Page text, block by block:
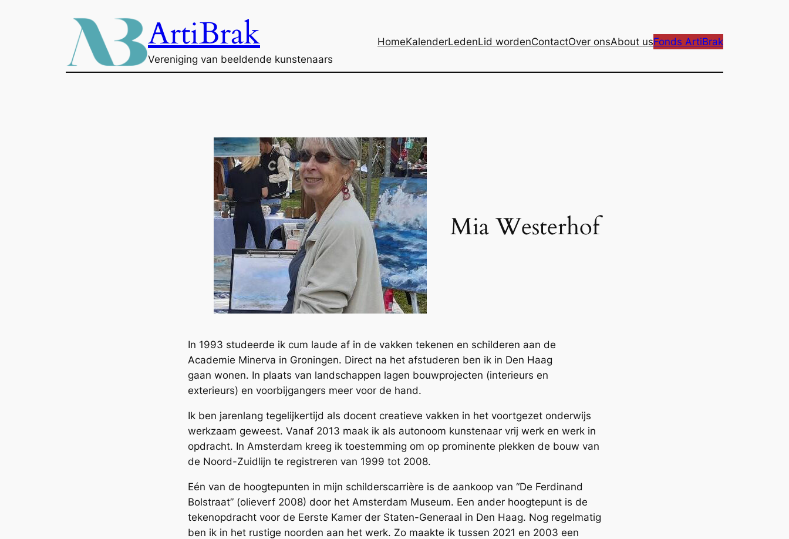
ArtiBrak
Vereniging van beeldende kunstenaars
HomeKalenderLedenLid wordenContactOver onsAbout usFonds ArtiBrak
Mia Westerhof
In 1993 studeerde ik cum laude af in de vakken tekenen en schilderen aan de
Academie Minerva in Groningen. Direct na het afstuderen ben ik in Den Haag
gaan wonen. In plaats van landschappen lagen bouwprojecten (interieurs en
exterieurs) en voorbijgangers meer voor de hand.
Ik ben jarenlang tegelijkertijd als docent creatieve vakken in het voortgezet onderwijs
werkzaam geweest. Vanaf 2013 maak ik als autonoom kunstenaar vrij werk en werk in
opdracht. In Amsterdam kreeg ik toestemming om op prominente plekken de bouw van
de Noord-Zuidlijn te registreren van 1999 tot 2008.
Eén van de hoogtepunten in mijn schilderscarrière is de aankoop van “De Ferdinand
Bolstraat” (olieverf 2008) door het Amsterdam Museum. Een ander hoogtepunt is de
tekenopdracht voor de Eerste Kamer der Staten-Generaal in Den Haag. Nog regelmatig
ben ik in het rustige noorden aan het werk. Zo maakte ik tussen 2021 en 2003 een